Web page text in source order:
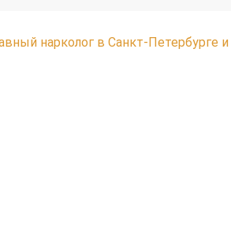
нарколог в Санкт-Петербурге и